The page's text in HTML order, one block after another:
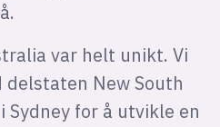
var helt unikt. Vi
New South
Sydney for å utvikle en